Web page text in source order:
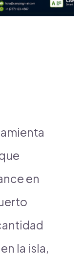
en
la isla,